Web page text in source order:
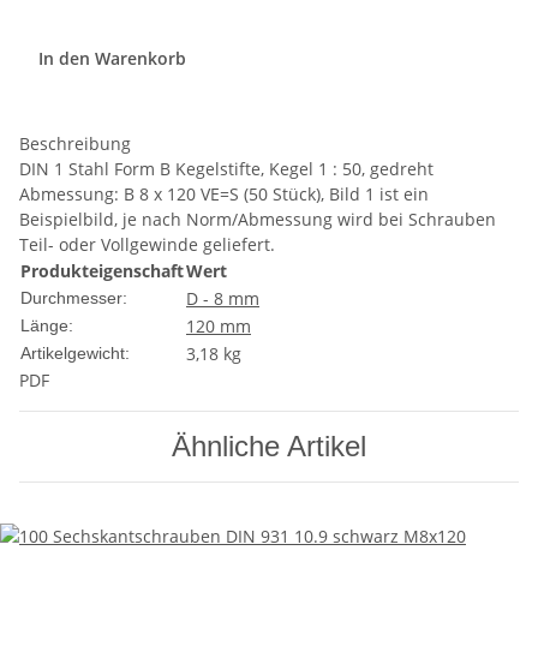
In den Warenkorb
Beschreibung
DIN 1 Stahl Form B Kegelstifte, Kegel 1 : 50, gedreht
Abmessung: B 8 x 120 VE=S (50 Stück), Bild 1 ist ein
Beispielbild, je nach Norm/Abmessung wird bei Schrauben
Teil- oder Vollgewinde geliefert.
ProdukteigenschaftWert
Durchmesser: D - 8 mm
Länge: 120 mm
Artikelgewicht: 3,18 kg
PDF
Ähnliche Artikel